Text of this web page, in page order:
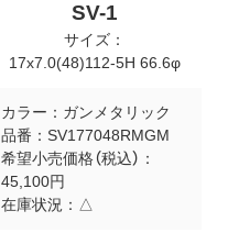
SV-1
サイズ：
17x7.0(48)112-5H 66.6φ
カラー： ガンメタリック
品番： SV177048RMGM
希望小売価格（税込）：
45,100円
在庫状況： △